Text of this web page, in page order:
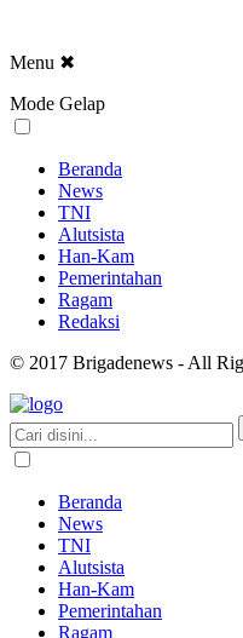
Menu ✖
Mode Gelap
Beranda
News
TNI
Alutsista
Han-Kam
Pemerintahan
Ragam
Redaksi
© 2017 Brigadenews - All
Beranda
News
TNI
Alutsista
Han-Kam
Pemerintahan
Ragam